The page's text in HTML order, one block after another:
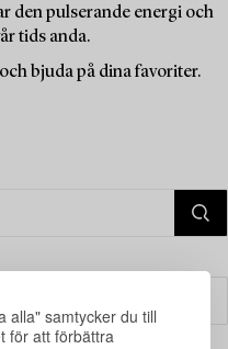
alla" samtycker du till
för att förbättra
den pulserande energi och
tids anda.
bjuda på dina favoriter.